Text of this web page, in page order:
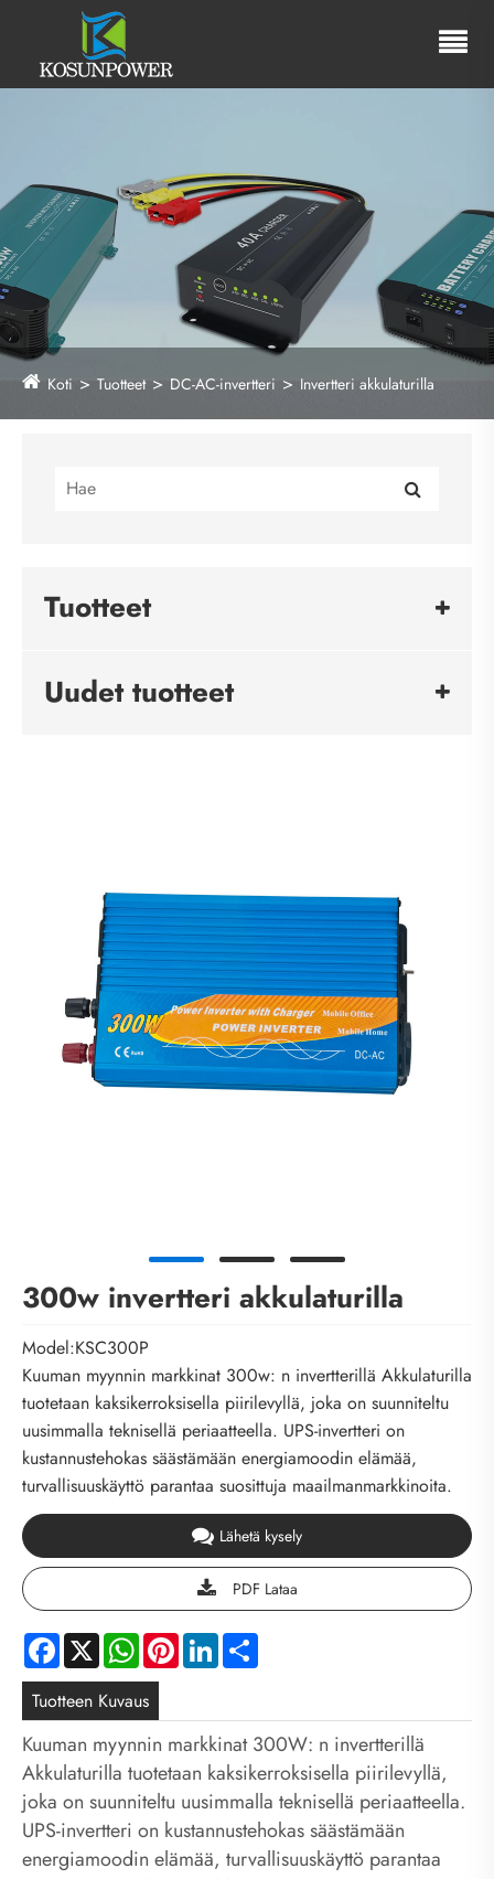
Koti Tuotteet DC-AC-invertteri Invertteri akkulaturilla
Tuotteet
Uudet tuotteet
300w invertteri akkulaturilla
Model:KSC300P
Kuuman myynnin markkinat 300w: n invertterillä Akkulaturilla
tuotetaan kaksikerroksisella piirilevyllä, joka on suunniteltu
uusimmalla teknisellä periaatteella. UPS-invertteri on
kustannustehokas säästämään energiamoodin elämää,
turvallisuuskäyttö parantaa suosittuja maailmanmarkkinoita.
Lähetä kysely
PDF Lataa
Facebook
X WhatsApp
PinterestLinkedIn
Tuotteen Kuvaus
Kuuman myynnin markkinat 300W: n invertterillä
Akkulaturilla tuotetaan kaksikerroksisella piirilevyllä,
joka on suunniteltu uusimmalla teknisellä periaatteella.
UPS-invertteri on kustannustehokas säästämään
energiamoodin elämää, turvallisuuskäyttö parantaa